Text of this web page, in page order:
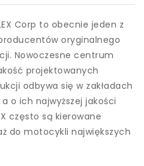
Corp to obecnie jeden z
oryginalnego
Nowoczesne centrum
projektowanych
odbywa się w zakładach
o ich najwyższej jakości
często są kierowane
do motocykli największych